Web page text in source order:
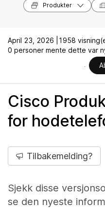
Produkter
April 23, 2026 |
1958
0 personer mente dette var
Cisco
for
Tilbakemelding?
Sjekk disse
se den nyeste